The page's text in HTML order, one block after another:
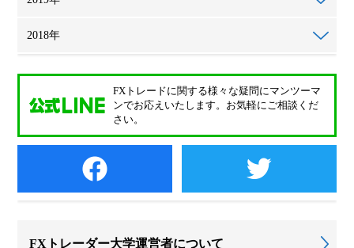
2018年
FXトレードに関する様々な疑問にマンツーマ
ンでお応えいたします。 お気軽にご相談くだ
さい。
FXトレーダー大学運営者について